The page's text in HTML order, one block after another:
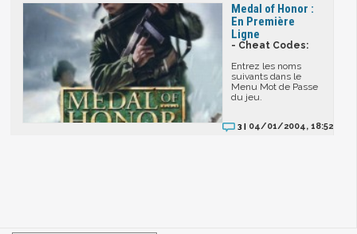
Medal of Honor :
En Première
Ligne
- Cheat Codes:
Entrez les noms
suivants dans le
Menu Mot de Passe
du jeu.
3 | 04/01/2004, 18:52